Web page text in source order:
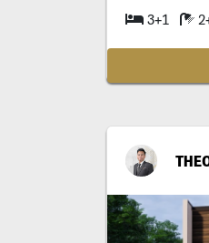
3+1